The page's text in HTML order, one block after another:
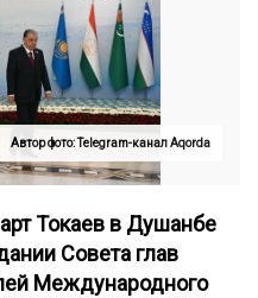
Автор фото: Telegram-канал Aqorda
Токаев в Душанбе
Совета глав
Международного